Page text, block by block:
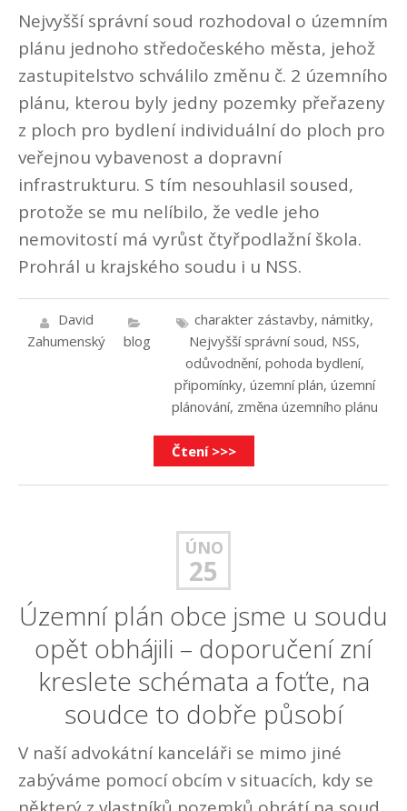
Nejvyšší správní soud rozhodoval o územním
plánu jednoho středočeského města, jehož
zastupitelstvo schválilo změnu č. 2 územního
plánu, kterou byly jedny pozemky přeřazeny
z ploch pro bydlení individuální do ploch pro
veřejnou vybavenost a dopravní
infrastrukturu. S tím nesouhlasil soused,
protože se mu nelíbilo, že vedle jeho
nemovitostí má vyrůst čtyřpodlažní škola.
Prohrál u krajského soudu i u NSS.
David
Zahumenský
blog
charakter zástavby, námitky,
Nejvyšší správní soud, NSS,
odůvodnění, pohoda bydlení,
připomínky, územní plán, územní
plánování, změna územního plánu
Čtení >>>
ÚNO
25
Územní plán obce jsme u soudu
opět obhájili – doporučení zní
kreslete schémata a foťte, na
soudce to dobře působí
V naší advokátní kanceláři se mimo jiné
zabýváme pomocí obcím v situacích, kdy se